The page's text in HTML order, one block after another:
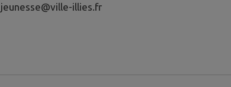
jeunesse@ville-illies.fr